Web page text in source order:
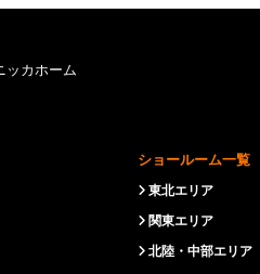
ショールーム一覧
東北エリア
関東エリア
北陸・中部エリア